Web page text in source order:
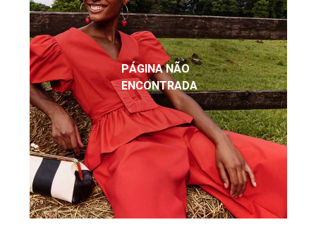
PÁGINA NÃO
ENCONTRADA